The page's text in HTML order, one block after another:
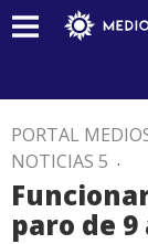
PORTAL
NOTICIAS 5 .
paro de 9